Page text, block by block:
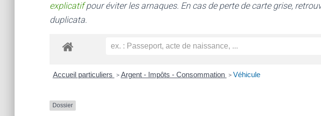
explicatifpour éviter les arnaques. En cas de perte de carte grise,
duplicata.
Accueil particuliers > Argent - Impôts - Consommation > Véhicule
Dossier